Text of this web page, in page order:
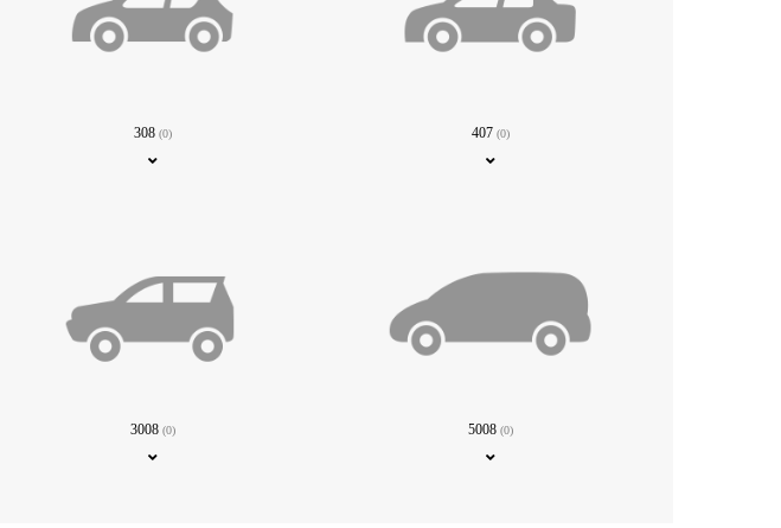
308(0) 407 (0)
3008(0) 5008 (0)